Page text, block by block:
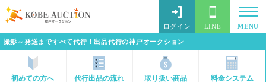
撮影～発送まですべて代行！出品代行の神戸オークション
ログイン LINE MENU
初めての方へ 代行出品の流れ 取り扱い商品 料金システム